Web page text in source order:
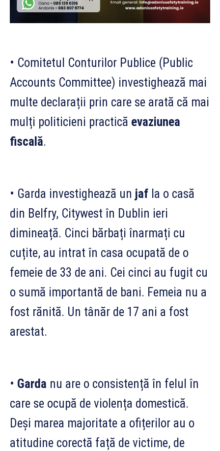
• Comitetul Conturilor Publice (Public
Accounts Committee) investighează mai
multe declarații prin care se arată că mai
mulți politicieni practică evaziunea
fiscală.
• Garda investighează un jaf la o casă
din Belfry, Citywest în Dublin ieri
dimineață. Cinci bărbați înarmați cu
cuțite, au intrat în casa ocupată de o
femeie de 33 de ani. Cei cinci au fugit cu
o sumă importantă de bani. Femeia nu a
fost rănită. Un tânăr de 17 ani a fost
arestat.
• Garda nu are o consistență în felul în
care se ocupă de violența domestică.
Deși marea majoritate a ofițerilor au o
atitudine corectă față de victime, de